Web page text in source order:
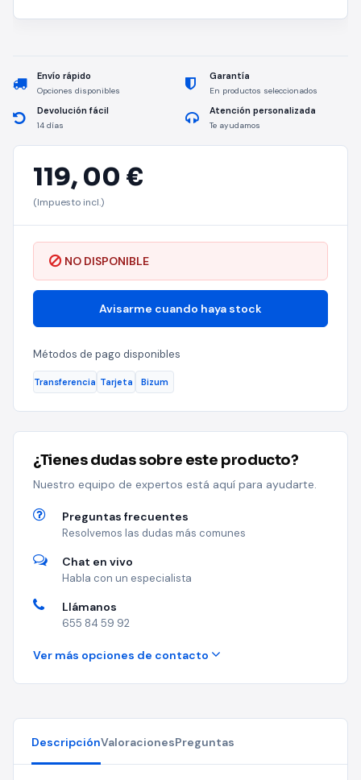
Envío rápido
Opciones disponibles
Garantía
En productos seleccionados
Devolución fácil
14 días
Atención personalizada
Te ayudamos
119, 00 €
(Impuesto incl.)
NO DISPONIBLE
Avisarme cuando haya stock
Métodos de pago disponibles
Transferencia Tarjeta Bizum
¿Tienes dudas sobre este producto?
Nuestro equipo de expertos está aquí para ayudarte.
Preguntas frecuentes
Resolvemos las dudas más comunes
Chat en vivo
Habla con un especialista
Llámanos
655 84 59 92
Ver más opciones de contacto
DescripciónValoracionesPreguntas